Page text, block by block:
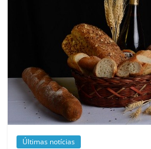
Últimas notícias